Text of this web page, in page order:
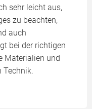
sehr leicht aus,
zu beachten,
auch
bei der richtigen
Materialien und
Technik.